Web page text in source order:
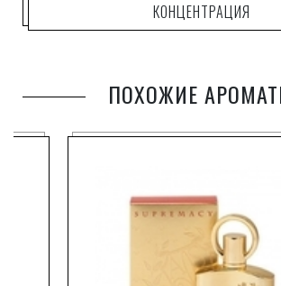
КОНЦЕНТРАЦИЯ
ПОХОЖИЕ